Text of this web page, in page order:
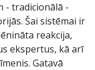
- tradicionālā -
Šai sistēmai ir
reakcija,
ekspertus, kā arī
Gatavā